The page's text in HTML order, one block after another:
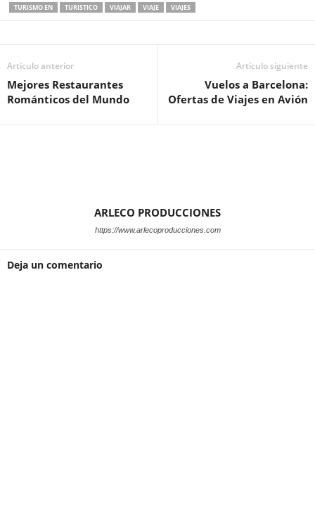
TURISMO EN
TURISTICO VIAJAR VIAJE VIAJES
Artículo anterior
Mejores Restaurantes
Románticos del Mundo
Artículo siguiente
Vuelos a Barcelona:
Ofertas de Viajes en Avión
ARLECO PRODUCCIONES
https://www.arlecoproducciones.com
Deja un comentario